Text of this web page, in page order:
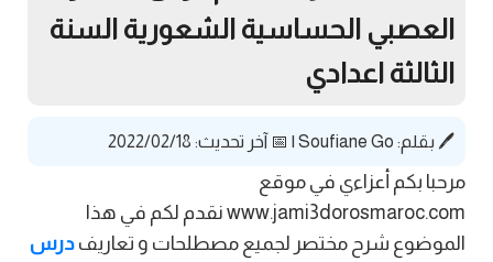
العصبي الحساسية الشعورية السنة
الثالثة اعدادي
🖊️ بقلم: Soufiane Go
| 📅 آخر تحديث: 2022/02/18
مرحبا بكم أعزاءي في موقع
www.jami3dorosmaroc.com نقدم لكم في هذا
الموضوع شرح مختصر لجميع مصطلحات و تعاريف درس